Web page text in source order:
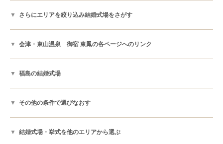
さらにエリアを絞り込み結婚式場をさがす
会津・東山温泉 御宿 東鳳の各ページへのリンク
福島の結婚式場
その他の条件で選びなおす
結婚式場・挙式を他のエリアから選ぶ